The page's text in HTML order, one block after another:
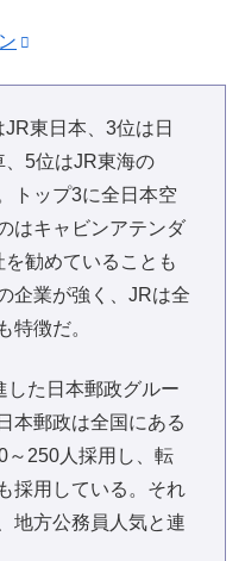
JR東日本、3位は日
5位はJR東海の
トップ3に全日本空
はキャビンアテンダ
勧めていることも
企業が強く、JRは全
特徴だ。
した日本郵政グルー
本郵政は全国にある
～250人採用し、転
採用している。それ
地方公務員人気と連